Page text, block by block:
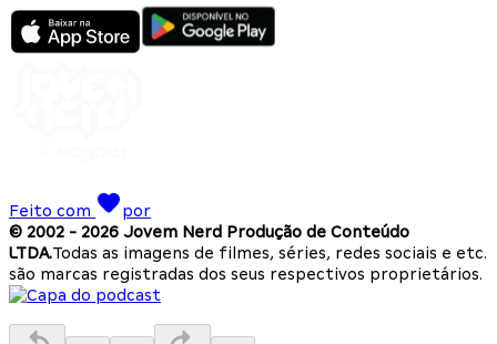
Feito com
por
© 2002 - 2026 Jovem Nerd Produção de Conteúdo
LTDA.Todas as imagens de filmes, séries, redes sociais e etc.
são marcas registradas dos seus respectivos proprietários.